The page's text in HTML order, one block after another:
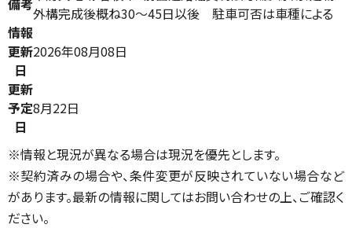
備考外構完成後概ね30～45日以後 駐車可否は車種による
情報
更新
日
2026年08月08日
更新
予定
日
8月22日
※情報と現況が異なる場合は現況を優先とします。
※契約済みの場合や、条件変更が反映されていない場合など
があります。最新の情報に関してはお問い合わせの上、ご確認く
ださい。